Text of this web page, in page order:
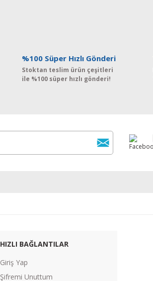
%100 Süper Hızlı Gönderi
Stoktan teslim ürün çeşitleri
ile %100 süper hızlı gönderi!
HIZLI BAĞLANTILAR
Giriş Yap
Şifremi Unuttum